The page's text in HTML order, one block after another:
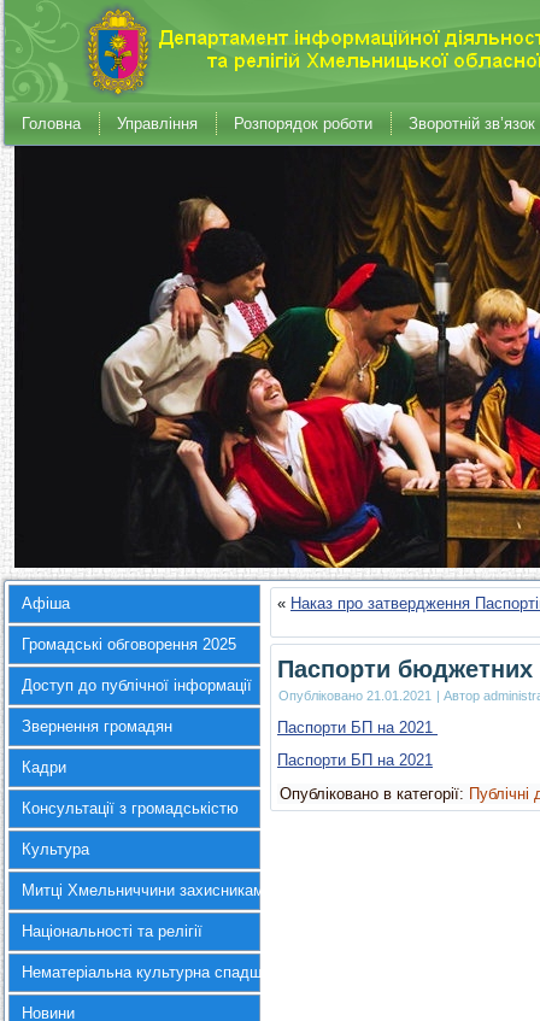
Головна Управління Розпорядок роботи Зворотній зв’язок
Афіша
Громадські обговорення 2025
Доступ до публічної інформації
Звернення громадян
Кадри
Консультації з громадськістю
Культура
Митці Хмельниччини захисникам України
Національності та релігії
Нематеріальна культурна спадщина
Новини
« Наказ про затвердження
Паспорти бюджетних
Опубліковано 21.01.2021 | Автор
Паспорти БП на 2021
Паспорти БП на 2021
Опубліковано в категорії: Публічні